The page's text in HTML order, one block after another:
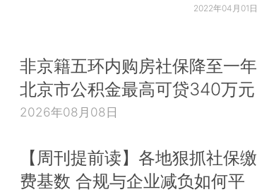
2022年04月01日
非京籍五环内购房社保降至一年
北京市公积金最高可贷340万元
2026年08月08日
【周刊提前读】各地狠抓社保缴
费基数 合规与企业减负如何平